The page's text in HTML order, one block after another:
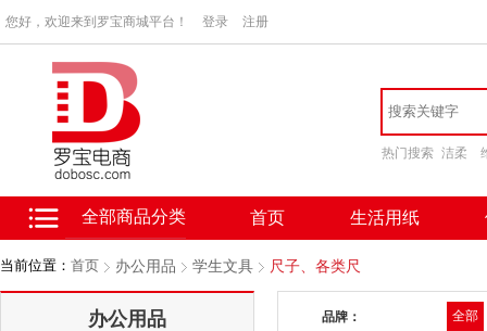
您好，欢迎来到罗宝商城平台！ 登录 注册
热门搜索 洁柔
全部商品分类 首页 生活用纸
当前位置： 首页 办公用品 学生文具 尺子、各类尺
办公用品 品牌： 全部